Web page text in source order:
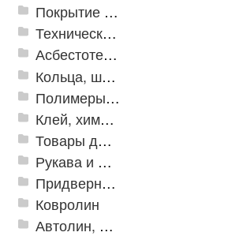
Покрытие из резиновой крошки
Техническая резина
Асбестотехнические и теплоизоляционные материалы
Кольца, шайбы, манжеты
Полимеры и пластики
Клей, химия, сопутствующие товары
Товары для дома
Рукава и шланги промышленные
Придверные решетки
Ковролин
Автолин, Транслин, Линолеум